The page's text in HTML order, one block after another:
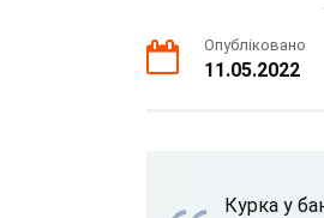
Опубліковано
11.05.2022
Курка у